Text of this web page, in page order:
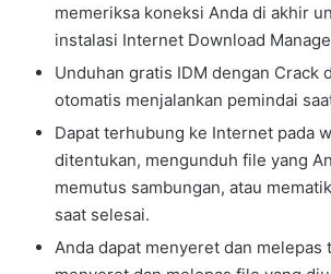
memeriksa koneksi Anda di akhir
instalasi Internet Download
Unduhan gratis IDM dengan Crack
otomatis menjalankan pemindai
Dapat terhubung ke Internet pada
ditentukan, mengunduh file yang
memutus sambungan, atau
saat selesai.
Anda dapat menyeret dan melepas